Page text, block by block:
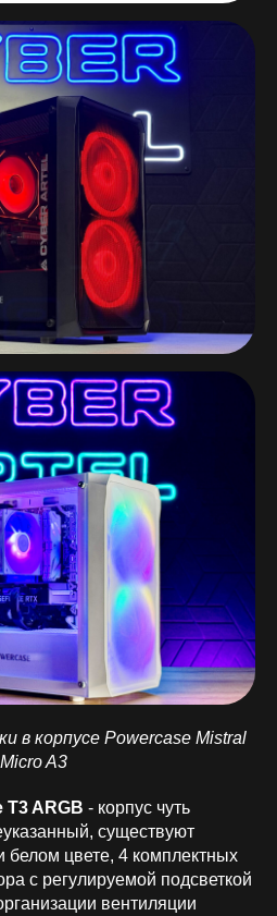
в корпусе Powercase Mistral
Micro A3
T3 ARGB - корпус чуть
существуют
белом цвете, 4 комплектных
с регулируемой подсветкой
вентиляции